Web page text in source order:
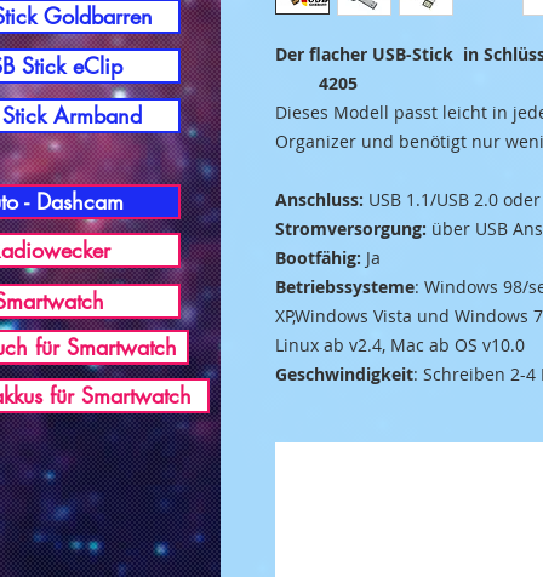
Der flacher
4205
Dieses Modell passt leicht in
Organizer und benötigt nur
Anschluss: USB 1.1/USB 2.0
Stromversorgung: über USB
Bootfähig: Ja
Betriebssysteme: Windows 98/
XP,Windows Vista und Windows
Linux ab v2.4, Mac ab OS v10.0
Geschwindigkeit: Schreiben 2-4
Goldbarren
Stick eClip
Armband
- Dashcam
für Smartwatch
für Smartwatch